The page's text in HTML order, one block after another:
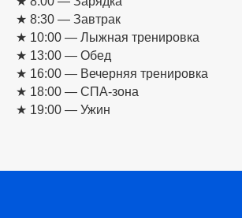
★ 8:30 — Завтрак
★ 10:00 — Лыжная тренировка
★ 13:00 — Обед
★ 16:00 — Вечерняя тренировка
★ 18:00 — СПА-зона
★ 19:00 — Ужин